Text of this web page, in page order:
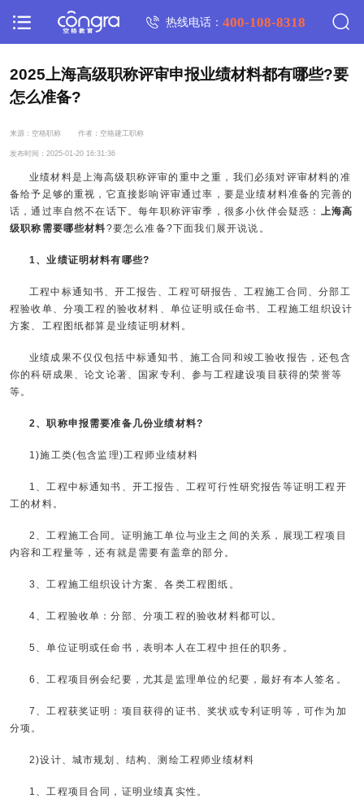
热线电话：400-108-8318
2025上海高级职称评审申报业绩材料都有哪些?要
怎么准备?
来源：空格职称 作者：空格建工职称
发布时间：2025-01-20 16:31:36
业绩材料是上海高级职称评审的重中之重，我们必须对评审材料的准
备给予足够的重视，它直接影响评审通过率，要是业绩材料准备的完善的
话，通过率自然不在话下。每年职称评审季，很多小伙伴会疑惑： 上海高
级职称需要哪些材料?要怎么准备?下面我们展开说说。
1、业绩证明材料有哪些?
工程中标通知书、开工报告、工程可研报告、工程施工合同、分部工
程验收单、分项工程的验收材料、单位证明或任命书、工程施工组织设计
方案、工程图纸都算是业绩证明材料。
业绩成果不仅仅包括中标通知书、施工合同和竣工验收报告，还包含
你的科研成果、论文论著、国家专利、参与工程建设项目获得的荣誉等
等。
2、职称申报需要准备几份业绩材料?
1)施工类(包含监理)工程师业绩材料
1、工程中标通知书、开工报告、工程可行性研究报告等证明工程开
工的材料。
2、工程施工合同。证明施工单位与业主之间的关系，展现工程项目
内容和工程量等，还有就是需要有盖章的部分。
3、工程施工组织设计方案、各类工程图纸。
4、工程验收单：分部、分项工程的验收材料都可以。
5、单位证明或任命书，表明本人在工程中担任的职务。
6、工程项目例会纪要，尤其是监理单位的纪要，最好有本人签名。
7、工程获奖证明：项目获得的证书、奖状或专利证明等，可作为加
分项。
2)设计、城市规划、结构、测绘工程师业绩材料
1、工程项目合同，证明业绩真实性。